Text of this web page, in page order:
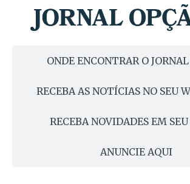
ONDE ENCONTRAR O
RECEBA AS NOTÍCIAS NO SEU
RECEBA NOVIDADES EM
ANUNCIE AQUI